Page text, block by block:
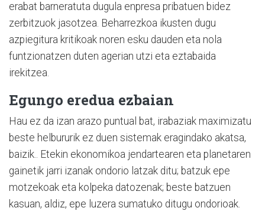
erabat barneratuta dugula enpresa pribatuen bidez
zerbitzuok jasotzea. Beharrezkoa ikusten dugu
azpiegitura kritikoak noren esku dauden eta nola
funtzionatzen duten agerian utzi eta eztabaida
irekitzea.
Egungo eredua ezbaian
Hau ez da izan arazo puntual bat, irabaziak maximizatu
beste helbururik ez duen sistemak eragindako akatsa,
baizik.. Etekin ekonomikoa jendartearen eta planetaren
gainetik jarri izanak ondorio latzak ditu; batzuk epe
motzekoak eta kolpeka datozenak; beste batzuen
kasuan, aldiz, epe luzera sumatuko ditugu ondorioak.